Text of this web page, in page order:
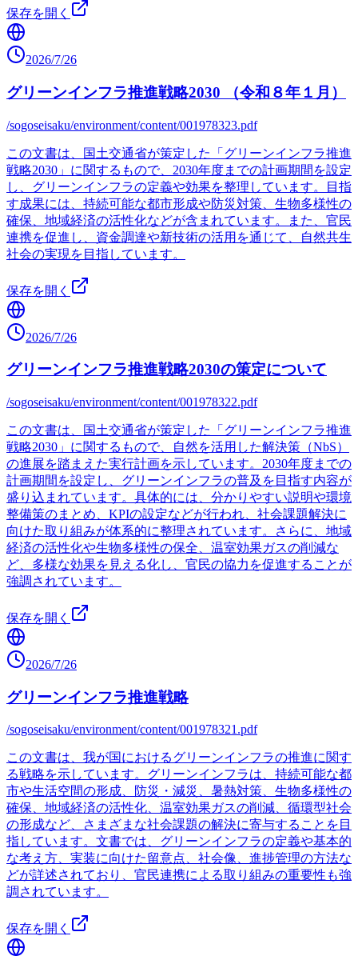
保存を開く
2026/7/26
グリーンインフラ推進戦略2030 （令和８年１月）
/sogoseisaku/environment/content/001978323.pdf
この文書は、国土交通省が策定した「グリーンインフラ推進
戦略2030」に関するもので、2030年度までの計画期間を設定
し、グリーンインフラの定義や効果を整理しています。目指
す成果には、持続可能な都市形成や防災対策、生物多様性の
確保、地域経済の活性化などが含まれています。また、官民
連携を促進し、資金調達や新技術の活用を通じて、自然共生
社会の実現を目指しています。
保存を開く
2026/7/26
グリーンインフラ推進戦略2030の策定について
/sogoseisaku/environment/content/001978322.pdf
この文書は、国土交通省が策定した「グリーンインフラ推進
戦略2030」に関するもので、自然を活用した解決策（NbS）
の進展を踏まえた実行計画を示しています。2030年度までの
計画期間を設定し、グリーンインフラの普及を目指す内容が
盛り込まれています。具体的には、分かりやすい説明や環境
整備策のまとめ、KPIの設定などが行われ、社会課題解決に
向けた取り組みが体系的に整理されています。さらに、地域
経済の活性化や生物多様性の保全、温室効果ガスの削減な
ど、多様な効果を見える化し、官民の協力を促進することが
強調されています。
保存を開く
2026/7/26
グリーンインフラ推進戦略
/sogoseisaku/environment/content/001978321.pdf
この文書は、我が国におけるグリーンインフラの推進に関す
る戦略を示しています。グリーンインフラは、持続可能な都
市や生活空間の形成、防災・減災、暑熱対策、生物多様性の
確保、地域経済の活性化、温室効果ガスの削減、循環型社会
の形成など、さまざまな社会課題の解決に寄与することを目
指しています。文書では、グリーンインフラの定義や基本的
な考え方、実装に向けた留意点、社会像、進捗管理の方法な
どが詳述されており、官民連携による取り組みの重要性も強
調されています。
保存を開く